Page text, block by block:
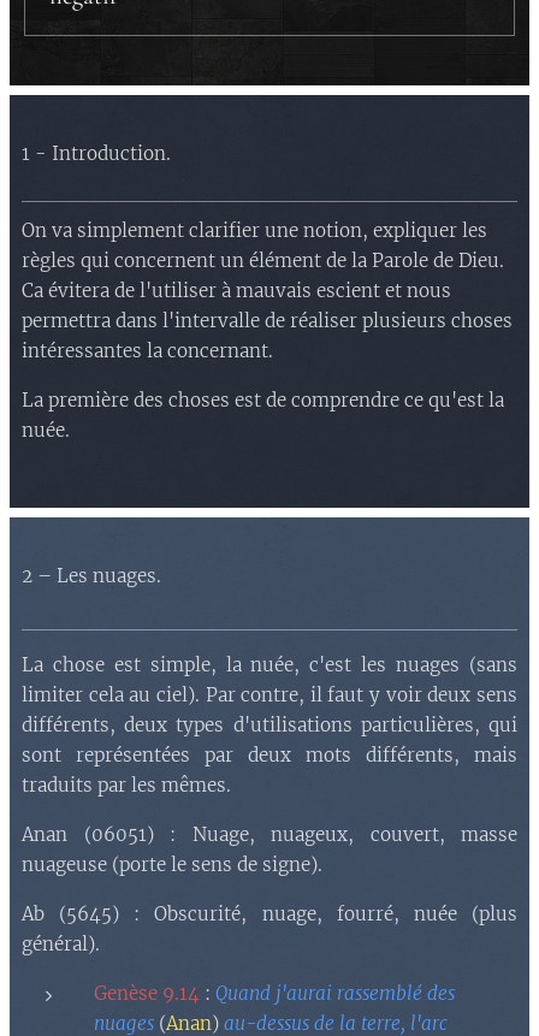
1 - Introduction.
On va simplement clarifier une notion, expliquer les
règles qui concernent un élément de la Parole de Dieu.
Ca évitera de l'utiliser à mauvais escient et nous
permettra dans l'intervalle de réaliser plusieurs choses
intéressantes la concernant.
La première des choses est de comprendre ce qu'est la
nuée.
2 – Les nuages.
La chose est simple, la nuée, c'est les nuages (sans
limiter cela au ciel). Par contre, il faut y voir deux sens
différents, deux types d'utilisations particulières, qui
sont représentées par deux mots différents, mais
traduits par les mêmes.
Anan (06051) : Nuage, nuageux, couvert, masse
nuageuse (porte le sens de signe).
Ab (5645) : Obscurité, nuage, fourré, nuée (plus
général).
Genèse 9.14 : Quand j'aurai rassemblé des
nuages (Anan) au-dessus de la terre, l'arc